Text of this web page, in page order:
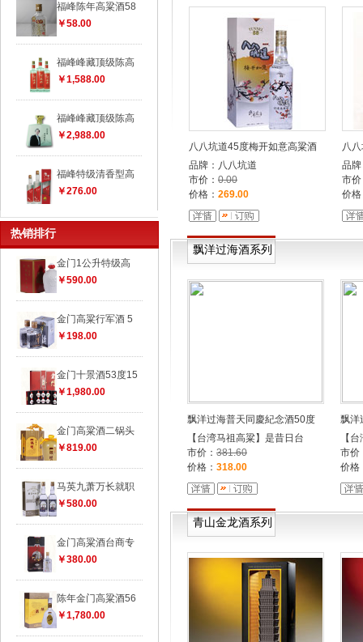
八八坑道45度梅开如意高粱酒
品牌：八八坑道
市价： 0.00
价格： 269.00
八
品
市
价
青山金龙酒系列
热销排行
金门1公升特级高
￥590.00
金门高粱行军酒 5
￥198.00
金门十景酒53度15
￥1,980.00
金门高粱酒二锅头
￥819.00
马英九萧万长就职
￥580.00
金门高粱酒台商专
￥380.00
陈年金门高粱酒56
￥1,780.00
飘洋过海酒系列
飘洋过海普天同慶紀念酒50度
【台湾马祖高粱】是昔日台
市价： 381.60
价格： 318.00
飘洋
【
市价
价格
福峰陈年高粱酒58
￥58.00
福峰峰藏顶级陈高
￥1,588.00
福峰峰藏顶级陈高
￥2,988.00
福峰特级清香型高
￥276.00
￥398.00
福峰窖藏珍品陈高
￥398.00
福峰窖藏大曲58度
￥728.00